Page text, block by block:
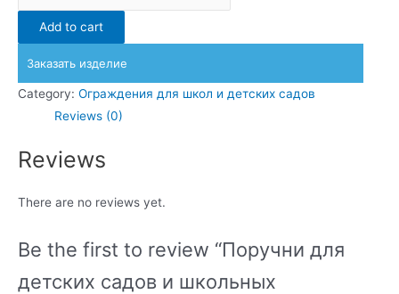
для
детских
школьных
учреждений
Add to cart
Заказать изделие
Category: Ограждения для школ и детских садов
Reviews (0)
Reviews
There are no reviews yet.
Be the first to review “Поручни для
детских садов и школьных